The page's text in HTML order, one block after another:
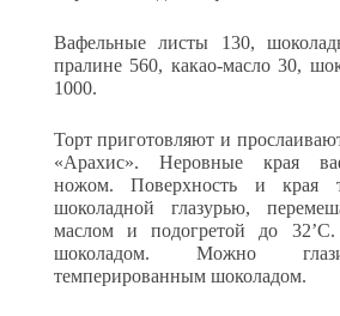
Вафельные листы 130,
пралине 560, какао-масло 30,
1000.
Торт приготовляют и
«Арахис». Неровные края
ножом. Поверхность и края
шоколадной глазурью,
маслом и подогретой до
шоколадом. Можно
темперированным шоколадом.